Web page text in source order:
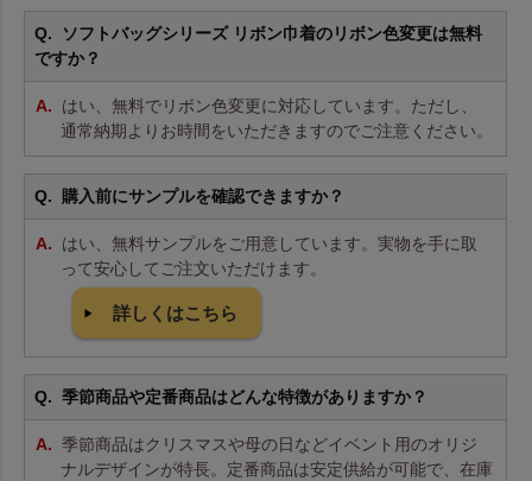
ソフトバッグシリーズ リボン巾着のリボン色変更は無料
ですか？
はい、無料でリボン色変更に対応しています。ただし、
通常納期よりお時間をいただきますのでご注意ください。
購入前にサンプルを確認できますか？
はい、無料サンプルをご用意しています。実物を手に取
って安心してご注文いただけます。
詳しくはこちら
季節商品や定番商品はどんな特徴がありますか？
季節商品はクリスマスや母の日などイベント用のオリジ
ナルデザインが特長。定番商品は安定供給が可能で、在庫